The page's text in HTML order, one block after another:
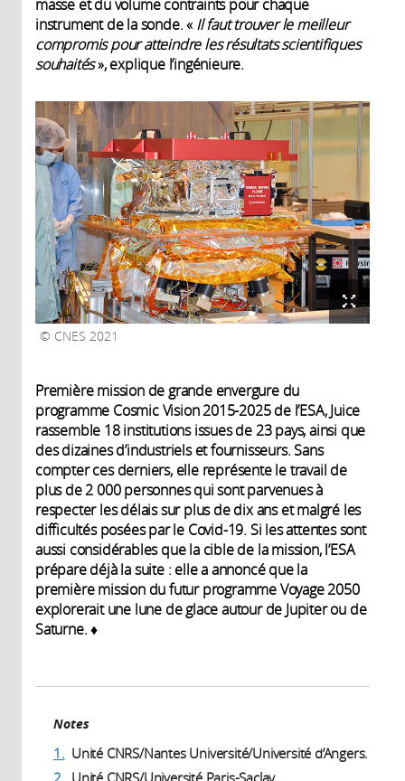
masse et du volume contraints pour chaque
instrument de la sonde. « Il faut trouver le meilleur
compromis pour atteindre les résultats scientifiques
souhaités», explique l’ingénieure.
CNES 2021
Première mission de grande envergure du
programme Cosmic Vision 2015-2025 de l’ESA, Juice
rassemble 18 institutions issues de 23 pays, ainsi que
des dizaines d’industriels et fournisseurs. Sans
compter ces derniers, elle représente le travail de
plus de 2 000 personnes qui sont parvenues à
respecter les délais sur plus de dix ans et malgré les
difficultés posées par le Covid-19. Si les attentes sont
aussi considérables que la cible de la mission, l’ESA
prépare déjà la suite : elle a annoncé que la
première mission du futur programme Voyage 2050
explorerait une lune de glace autour de Jupiter ou de
Saturne. ♦
Notes
1. Unité CNRS/Nantes Université/Université d’Angers.
2. Unité CNRS/Université Paris-Saclay.